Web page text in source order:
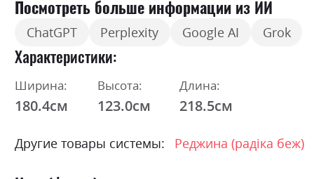
Посмотреть больше информации из ИИ
ChatGPT Perplexity Google AI Grok
Характеристики
Ширина:
180.4см
Высота:
123.0см
Длина:
218.5см
Другие товары системы: Реджина (радіка беж)